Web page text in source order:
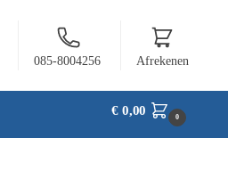
085-8004256 Afrekenen
€0,00 0